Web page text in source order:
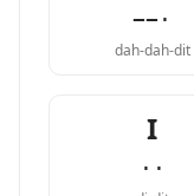
−−·
dah-dah-dit
I
··